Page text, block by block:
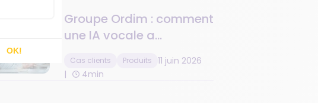
Groupe Ordim : comment
une IA vocale a
des leads sur 13 agences
Cas clients Produits
11 juin 2026
4min